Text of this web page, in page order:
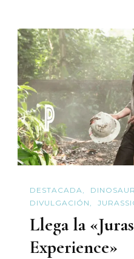
DESTACADA
DIVULGACIÓN
Llega la
Experience»